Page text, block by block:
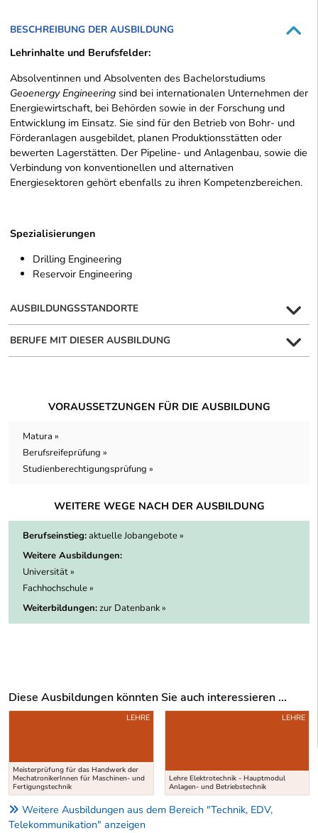
BESCHREIBUNG DER AUSBILDUNG
Lehrinhalte und Berufsfelder:
Absolventinnen und Absolventen des Bachelorstudiums
Geoenergy Engineering sind bei internationalen Unternehmen der
Energiewirtschaft, bei Behörden sowie in der Forschung und
Entwicklung im Einsatz. Sie sind für den Betrieb von Bohr- und
Förderanlagen ausgebildet, planen Produktionsstätten oder
bewerten Lagerstätten. Der Pipeline- und Anlagenbau, sowie die
Verbindung von konventionellen und alternativen
Energiesektoren gehört ebenfalls zu ihren Kompetenzbereichen.
Spezialisierungen
Drilling Engineering
Reservoir Engineering
AUSBILDUNGSSTANDORTE
BERUFE MIT DIESER AUSBILDUNG
VORAUSSETZUNGEN FÜR DIE AUSBILDUNG
Matura »
Berufsreifeprüfung »
Studienberechtigungsprüfung »
WEITERE WEGE NACH DER AUSBILDUNG
Berufseinstieg:aktuelle Jobangebote »
Weitere Ausbildungen:
Universität »
Fachhochschule »
Weiterbildungen:zur Datenbank »
Diese Ausbildungen könnten Sie auch interessieren ...
Uber weitere Ausbildungsvorschläge
Meisterprüfung für das Handwerk der
MechatronikerInnen für Maschinen- und
Fertigungstechnik
LEHRE
Lehre Elektrotechnik - Hauptmodul
Anlagen- und Betriebstechnik
LEHRE
Weitere Ausbildungen aus dem Bereich "Technik, EDV,
Telekommunikation" anzeigen